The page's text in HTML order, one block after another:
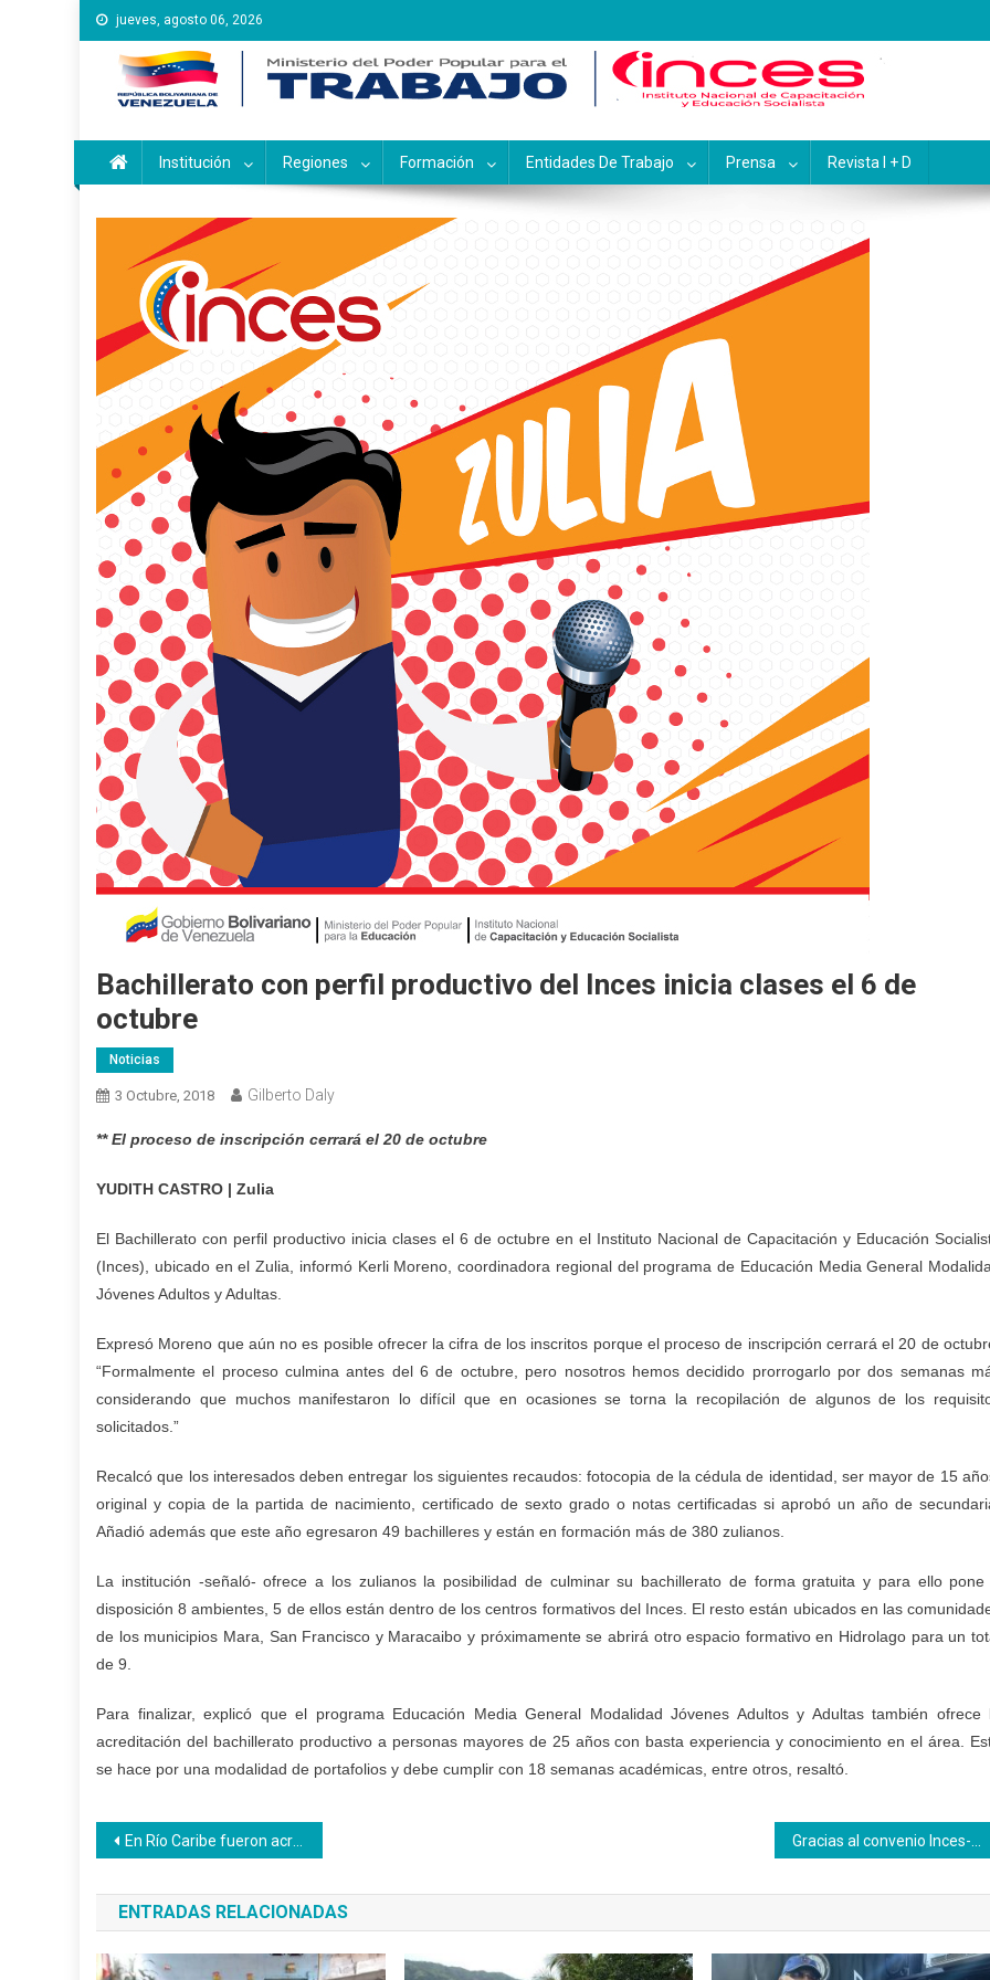
Saltar
al
contenido
jueves, agosto 06, 2026
Instituto Nacional de Capacitación y Educación
Inces
Institución Regiones Formación Entidades De Trabajo Prensa Revista I + D
Bachillerato con perfil productivo del Inces inicia clases el 6 de
octubre
Noticias
3 Octubre, 2018 Gilberto Daly
** El proceso de inscripción cerrará el 20 de octubre
YUDITH CASTRO | Zulia
El Bachillerato con perfil productivo inicia clases el 6 de octubre en el Instituto Nacional de Capacitación y Educación
(Inces), ubicado en el Zulia, informó Kerli Moreno, coordinadora regional del programa de Educación Media General
Jóvenes Adultos y Adultas.
Expresó Moreno que aún no es posible ofrecer la cifra de los inscritos porque el proceso de inscripción cerrará el 20 de
“Formalmente el proceso culmina antes del 6 de octubre, pero nosotros hemos decidido prorrogarlo por dos semanas
considerando que muchos manifestaron lo difícil que en ocasiones se torna la recopilación de algunos de los
solicitados.”
Recalcó que los interesados deben entregar los siguientes recaudos: fotocopia de la cédula de identidad, ser mayor de 15
original y copia de la partida de nacimiento, certificado de sexto grado o notas certificadas si aprobó un año de
Añadió además que este año egresaron 49 bachilleres y están en formación más de 380 zulianos.
La institución -señaló- ofrece a los zulianos la posibilidad de culminar su bachillerato de forma gratuita y para ello pone
disposición 8 ambientes, 5 de ellos están dentro de los centros formativos del Inces. El resto están ubicados en las
de los municipios Mara, San Francisco y Maracaibo y próximamente se abrirá otro espacio formativo en Hidrolago para un
de 9.
Para finalizar, explicó que el programa Educación Media General Modalidad Jóvenes Adultos y Adultas también ofrece
acreditación del bachillerato productivo a personas mayores de 25 años con basta experiencia y conocimiento en el área.
se hace por una modalidad de portafolios y debe cumplir con 18 semanas académicas, entre otros, resaltó.
Navegación
de
entradas
En Río Caribe fueron acreditados 132 compatriotas
ENTRADAS RELACIONADAS